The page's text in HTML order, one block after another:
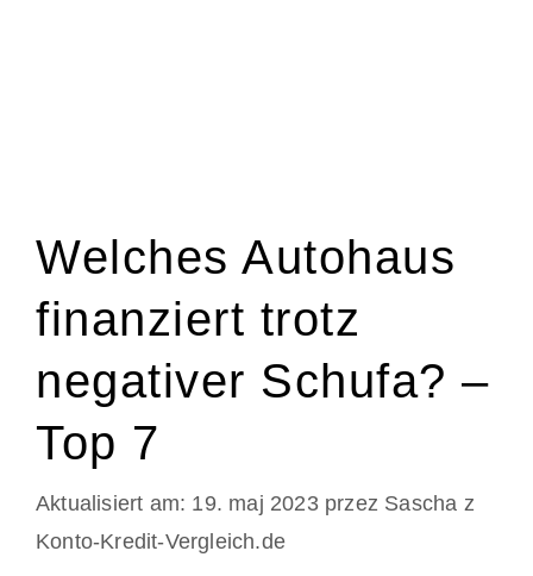
Welches Autohaus
finanziert trotz
negativer Schufa? –
Top 7
19. maj 2023 przez Sascha z
Konto-Kredit-Vergleich.de